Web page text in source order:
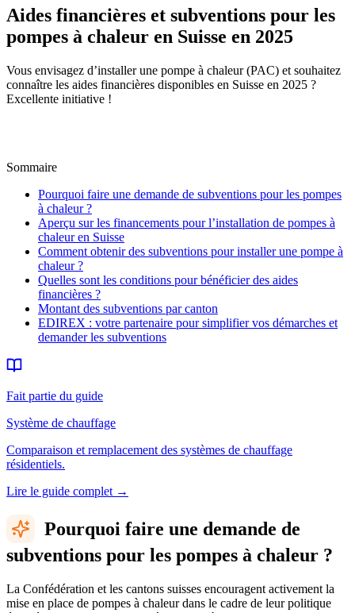
Aides financières et subventions pour les
pompes à chaleur en Suisse en 2025
Vous envisagez d’installer une pompe à chaleur (PAC) et souhaitez
connaître les aides financières disponibles en Suisse en 2025 ?
Excellente initiative !
Sommaire
Pourquoi faire une demande de subventions pour les pompes
à chaleur ?
Aperçu sur les financements pour l’installation de pompes à
chaleur en Suisse
Comment obtenir des subventions pour installer une pompe à
chaleur ?
Quelles sont les conditions pour bénéficier des aides
financières ?
Montant des subventions par canton
EDIREX : votre partenaire pour simplifier vos démarches et
demander les subventions
Fait partie du guide
Système de chauffage
Comparaison et remplacement des systèmes de chauffage
résidentiels.
Lire le guide complet →
Pourquoi faire une demande de
subventions pour les pompes à chaleur ?
La Confédération et les cantons suisses encouragent activement la
mise en place de pompes à chaleur dans le cadre de leur politique